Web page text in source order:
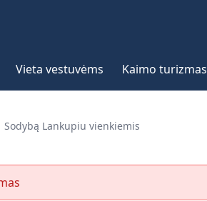
Vieta vestuvėms Kaimo turizmas
Sodybą Lankupiu vienkiemis